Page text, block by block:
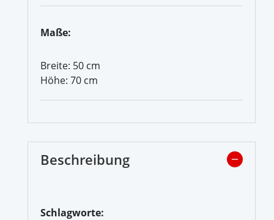
Maße:
Breite: 50 cm
Höhe: 70 cm
Beschreibung
Schlagworte: